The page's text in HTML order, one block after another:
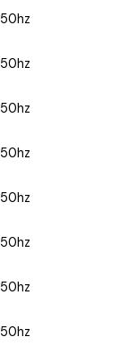
50hz
50hz
50hz
50hz
50hz
50hz
50hz
50hz